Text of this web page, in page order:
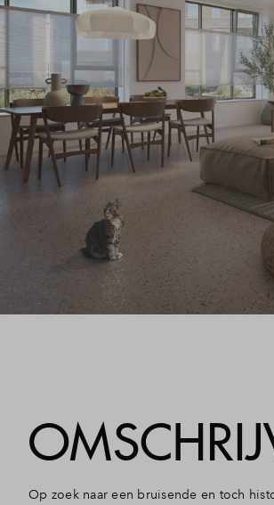
Op zoek naar een bruisende en toch